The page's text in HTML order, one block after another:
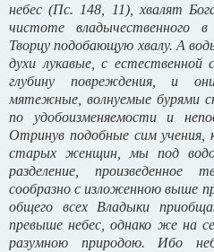
небес (Пс. 148, 11), хвалят
чистоте владычественного
Творцу подобающую хвалу. А
духи лукавые, с
глубину повреждения, и
мятежные, волнуемые бурями
по удобоизменяемости и
Отринув подобные сим учения,
старых женщин, мы под
разделение, произведенное
сообразно с изложенною выше
общего всех Владыки
превыше небес, однако же на
разумною природою. Ибо